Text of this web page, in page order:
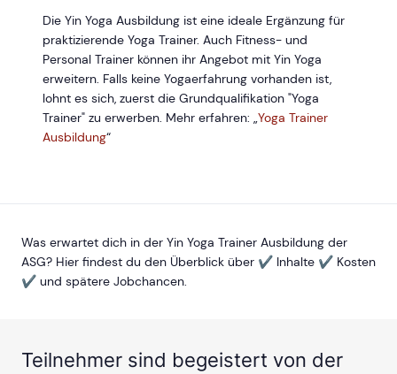
Die Yin Yoga Ausbildung ist eine ideale Ergänzung für
praktizierende Yoga Trainer. Auch Fitness- und
Personal Trainer können ihr Angebot mit Yin Yoga
erweitern. Falls keine Yogaerfahrung vorhanden ist,
lohnt es sich, zuerst die Grundqualifikation "Yoga
Trainer" zu erwerben. Mehr erfahren: „Yoga Trainer
Ausbildung“
Was erwartet dich in der Yin Yoga Trainer Ausbildung der
ASG? Hier findest du den Überblick über ✔ Inhalte ✔ Kosten
✔ und spätere Jobchancen.
Teilnehmer sind begeistert von der